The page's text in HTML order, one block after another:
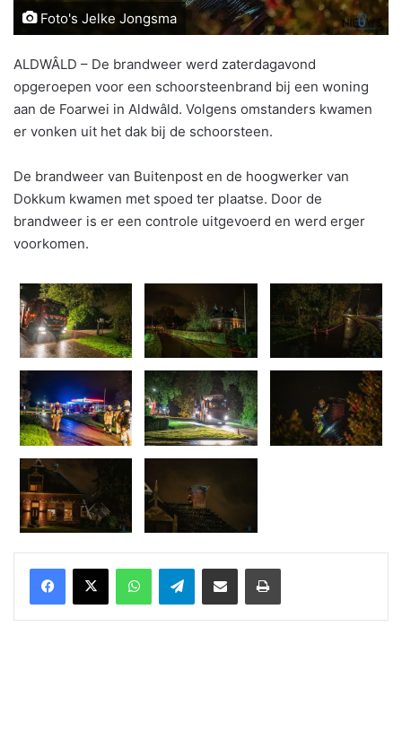
Foto's Jelke Jongsma
ALDWÂLD – De brandweer werd zaterdagavond
opgeroepen voor een schoorsteenbrand bij een woning
aan de Foarwei in Aldwâld. Volgens omstanders kwamen
er vonken uit het dak bij de schoorsteen.
De brandweer van Buitenpost en de hoogwerker van
Dokkum kwamen met spoed ter plaatse. Door de
brandweer is er een controle uitgevoerd en werd erger
voorkomen.
WhatsAppTelegramDelen via Email Print